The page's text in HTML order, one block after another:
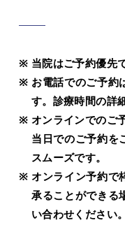
当院はご予約優先
お電話でのご予約
す。診療時間の詳
オンラインでのご
当日でのご予約を
スムーズです。
オンライン予約で
承ることができる
い合わせください。